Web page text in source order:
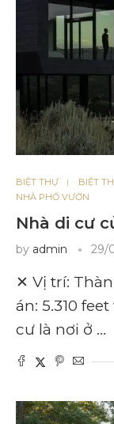
BIỆT THỰ BIỆT
NHÀ PHỐ VƯỜN
Nhà di cư
by admin 29/
✕ Vị trí:
án: 5.310
cư là nơi ở …